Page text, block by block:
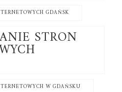
GDAŃSK
STRON
W GDAŃSKU